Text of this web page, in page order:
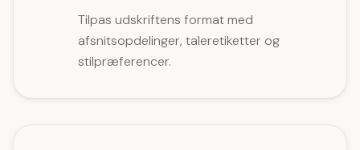
Tilpas udskriftens format med
afsnitsopdelinger, taleretiketter og
stilpræferencer.